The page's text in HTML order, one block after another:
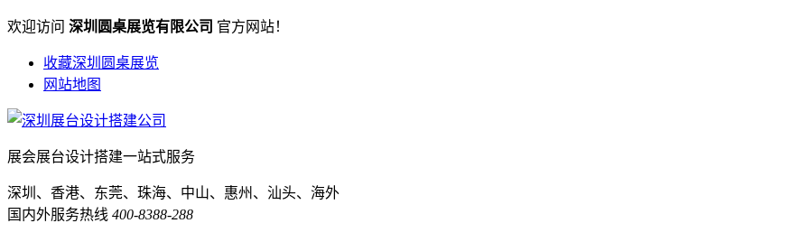
欢迎访问 深圳圆桌展览有限公司 官方网站！
收藏深圳圆桌展览
网站地图
展会展台设计搭建一站式服务
深圳、香港、东莞、珠海、中山、惠州、汕头、海外
国内外服务热线 400-8388-288